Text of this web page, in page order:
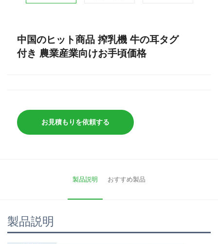
中国のヒット商品 搾乳機 牛の耳タグ
付き 農業産業向けお手頃価格
お見積もりを依頼する
製品説明 おすすめ製品
製品説明